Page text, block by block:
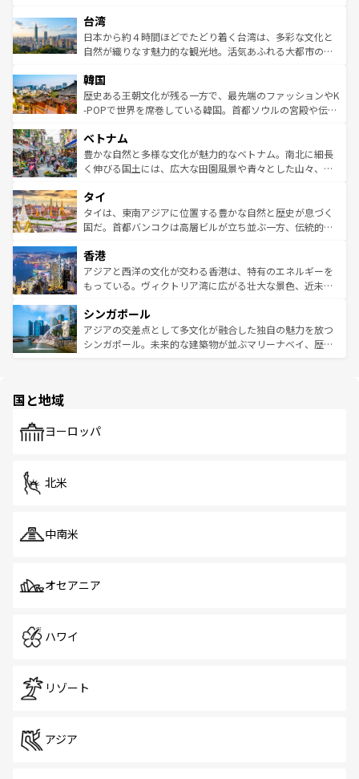
情報は
人々、おいしいローカルフードやハワイアンミュージッ
ク、伝統的なフラダンスなど、すべてがハワイの魅力を彩
っている。訪れるたびに新しい発見と感動が待っているハ
はコンテンツ一覧
リアリーフや大陸中央部にそびえるウルル（エアーズロッ
ク）、タスマニアの美しい原生林やケアンズの熱帯雨林な
ど、見どころがたくさん。また、カフェやワイン、オージ
いる。アクティビティも充実しており、サーフィンやダイ
ビング、ハイキングなど、アウトドア好きにはたまらな
い。オーストラリアの多彩な魅力を存分に味わいつくそ
参照してほしい。
台湾
日本から約４時間ほどでたどり着く台湾は、多彩な文化と
自然が織りなす魅力的な観光地。活気あふれる大都市の台
ン）、静ひつな山岳地帯である台湾東部など、都市の喧騒
と山間の静けさが共存しており、訪れる人に新しい発見と
驚きをもたらしてくれる。また、奥深い台湾の食文化も魅
容にもいいと評判のスイーツなど、バラエティ豊かな料理
が味わえる。 なお、新着の台湾情報は コンテンツ一覧を参
照してほしい。
韓国
歴史ある王朝文化が残る一方で、最先端のファッションやK
-POPで世界を席巻している韓国。首都ソウルの宮殿や伝統
き、地方に足を延ばせば四季折々の自然美を楽しむことが
できる。そして、キムチや焼肉、絶品のストリートフード
まで、さまざまな韓国料理が待っている。夜には、韓国な
リティに包まれながら、韓国の多彩な魅力を心ゆくまで味
わってみてほしい。 なお、新着の韓国情報はコンテンツ一
覧を参照してほしい。
ベトナム
豊かな自然と多様な文化が魅力的なベトナム。南北に細長
く伸びる国土には、広大な田園風景や青々とした山々、世
急速な発展と共に伝統が息づく。ハノイの古い町並みやホ
ーチミン市のフランス統治時代の建物も、独特の雰囲気を
醸し出している。また、バラエティの豊かさとおいしさで
とつ。フォーやバインミー、ベトナムコーヒーなどは、ぜ
ひ現地で味わいたい。どの地域を訪れてもあたたかい人々
が旅行者を迎えてくれるので、きっと忘れられない旅にな
参照してほしい。
タイ
タイは、東南アジアに位置する豊かな自然と歴史が息づく
国だ。首都バンコクは高層ビルが立ち並ぶ一方、伝統的な
の活気が交差している。北部ではチェンマイなどの山岳地
帯で自然と触れ合い、南部ではプーケットやクラビの美し
いビーチでリゾート気分を楽しむことができる。タイ料理
激する。気候は一年中温暖で、どの季節にも異なる楽しみ
が待っている。親しみやすいタイの人々、仏教を中心とし
た文化、そして多様な観光資源が、訪れる旅人を魅了し続
香港
アジアと西洋の文化が交わる香港は、特有のエネルギーを
もっている。ヴィクトリア湾に広がる壮大な景色、近未来
み、どこを訪れても感動するはず。観光スポットが密集し
ており、効率よく見どころを回れるのも魅力。息をのむよ
うな絶景から文化的な体験まで、香港を存分に楽しみ尽く
シンガポール
アジアの交差点として多文化が融合した独自の魅力を放つ
シンガポール。未来的な建築物が並ぶマリーナベイ、歴史
で、ホーカーズは地元の風情を楽しめる外せないスポット
国と地域
ヨーロッパ
北米
中南米
オセアニア
ハワイ
リゾート
アジア